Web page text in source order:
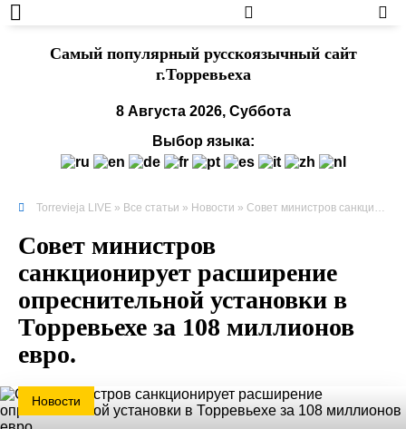
Cамый популярный русскоязычный сайт
г.Торревьеха
8 Августа 2026, Суббота
Выбор языка:
Torrevieja LIVE » Все статьи » Новости » Совет министров санкционирует расширение опреснительной установки в Торревьехе за 108 миллионов евро.
Совет министров
санкционирует расширение
опреснительной установки в
Торревьехе за 108 миллионов
евро.
Новости